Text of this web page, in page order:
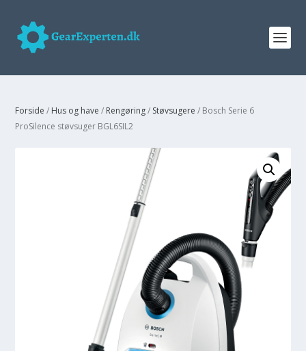
Forside / Hus og have / Rengøring/ Støvsugere / Bosch Serie 6
ProSilence støvsuger BGL6SIL2